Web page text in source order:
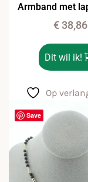
Armband met
€38,86
Dit wil ik!
Op
Save